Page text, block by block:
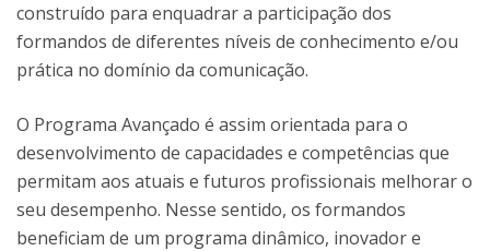
construído para enquadrar a participação dos
formandos de diferentes níveis de conhecimento e/ou
prática no domínio da comunicação.
O Programa Avançado é assim orientada para o
desenvolvimento de capacidades e competências que
permitam aos atuais e futuros profissionais melhorar o
seu desempenho. Nesse sentido, os formandos
beneficiam de um programa dinâmico, inovador e